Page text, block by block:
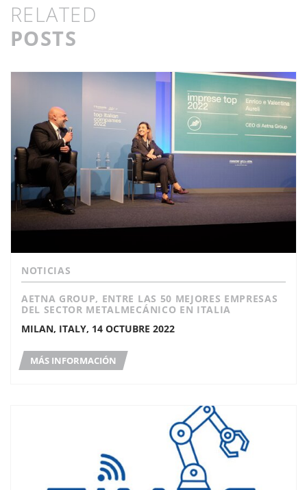
RELATED
POSTS
NOTICIAS
AETNA GROUP, ENTRE LAS 50 MEJORES EMPRESAS
DEL SECTOR METALMECÁNICO EN ITALIA
MILAN, ITALY, 14 OCTUBRE 2022
MÁS INFORMACIÓN